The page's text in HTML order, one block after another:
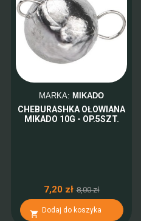
MARKA: MIKADO
CHEBURASHKA OŁOWIANA
MIKADO 10G - OP.5SZT.
7,20 zł 8,00 zł
 Dodaj do koszyka